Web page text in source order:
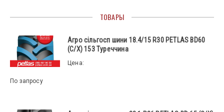
ТОВАРЫ
Агро сільгосп шини 18.4/15 R30 PETLAS BD60
(С/Х) 153 Туреччина
Цена:
По запросу